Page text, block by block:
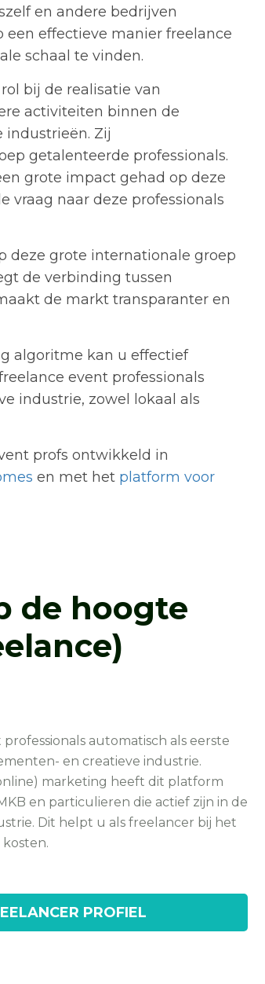
en andere bedrijven
effectieve manier freelance
schaal te vinden.
bij de realisatie van
activiteiten binnen de
Zij
getalenteerde professionals.
grote impact gehad op deze
vraag naar deze professionals
deze grote internationale groep
de verbinding tussen
de markt transparanter en
algoritme kan u effectief
event professionals
industrie, zowel lokaal als
profs ontwikkeld in
en met het platform voor
de hoogte
automatisch als eerste
en creatieve industrie.
marketing heeft dit platform
en particulieren die actief zijn in de
Dit helpt u als freelancer bij het
PROFIEL